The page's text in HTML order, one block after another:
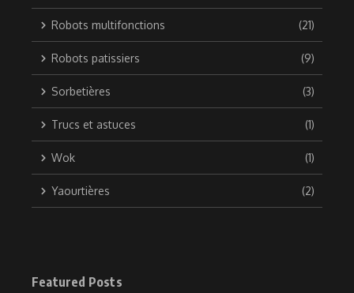
Robots multifonctions (21)
Robots patissiers (9)
Sorbetières (3)
Trucs et astuces (1)
Wok (1)
Yaourtières (2)
Featured Posts